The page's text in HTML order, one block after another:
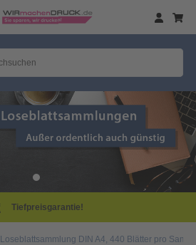
Loseblattsammlung DIN A4, 440 Blätter pro